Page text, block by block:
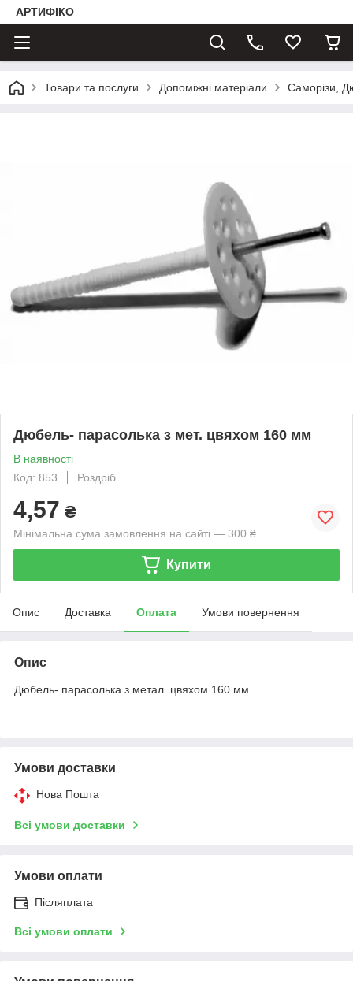
АРТИФІКО
Товари та послуги Допоміжні матеріали Саморізи,
Дюбель- парасолька з мет. цвяхом 160 мм
В наявності
Код: 853
Роздріб
4,57 ₴
Мінімальна сума замовлення на сайті — 300 ₴
Купити
Опис Доставка Оплата Умови повернення
Опис
Дюбель- парасолька з метал. цвяхом 160 мм
Умови доставки
Нова Пошта
Всі умови доставки
Умови оплати
Післяплата
Всі умови оплати